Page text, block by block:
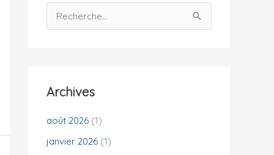
e
c
h
Archives
août 2026 (1)
janvier 2026 (1)